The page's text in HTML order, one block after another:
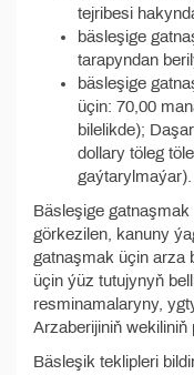
tejribesi
bäsleşige
tarapyndan
bäsleşige
üçin: 70,00
bilelikde);
dollary töleg
gaýtarylmaýar).
Bäsleşige
görkezilen, kanuny
gatnaşmak üçin arza
üçin ýüz tutujynyň
resminamalaryny,
Arzaberijiniň wekiliniň
Bäsleşik teklipleri